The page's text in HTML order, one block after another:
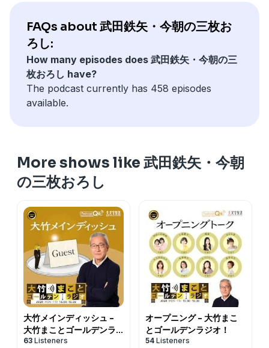
FAQs about 武田鉄矢・今朝の三枚お
ろし:
How many episodes does 武田鉄矢・今朝の三
枚おろし have?
The podcast currently has 458 episodes
available.
More shows like 武田鉄矢・今朝
の三枚おろし
大竹メインディッシュ -
大竹まことゴールデンラ
ジオ！
63 Listeners
オープニング - 大竹まこ
とゴールデンラジオ！
54 Listeners